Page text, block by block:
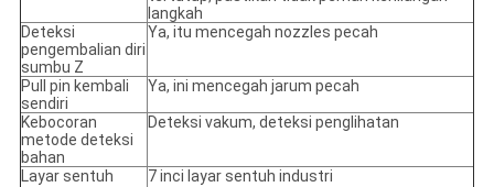
langkah
Deteksi
pengembalian diri
sumbu Z
Ya, itu mencegah nozzles pecah
Pull pin kembali
sendiri
Ya, ini mencegah jarum pecah
Kebocoran
metode deteksi
bahan
Deteksi vakum, deteksi penglihatan
Layar sentuh
7 inci layar sentuh industri